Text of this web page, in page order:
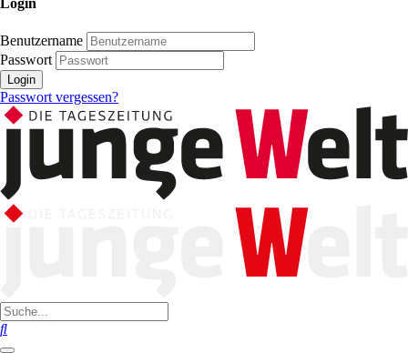
Login
Benutzername
Passwort
Login
Passwort vergessen?